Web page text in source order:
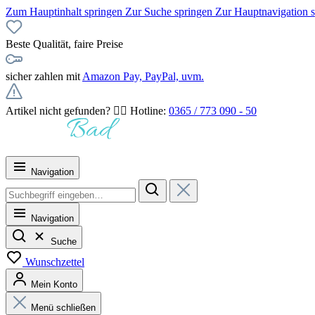
Zum Hauptinhalt springen Zur Suche springen Zur Hauptnavigation
Beste Qualität, faire Preise
sicher zahlen mit Amazon Pay, PayPal, uvm.
Artikel nicht gefunden? 👉🏻 Hotline: 0365 / 773 090 - 50
Navigation
Navigation
Suche
Wunschzettel
Mein Konto
Menü schließen